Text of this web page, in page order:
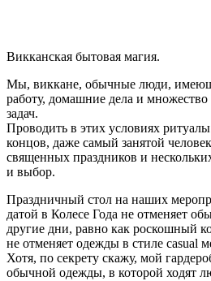
Викканская бытовая магия.
Мы, виккане, обычные люди,
работу, домашние дела и
задач.
Проводить в этих условиях
концов, даже самый занятой
священных праздников и
и выбор.
Праздничный стол на наших
датой в Колесе Года не отменяет
другие дни, равно как роскошный
не отменяет одежды в стиле casual
Хотя, по секрету скажу, мой
обычной одежды, в которой ходят